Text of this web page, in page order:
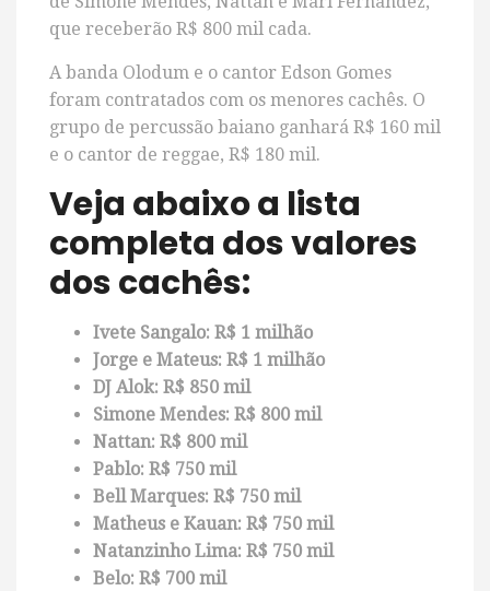
que receberão R$ 800 mil cada.
A banda Olodum e o cantor Edson Gomes
foram contratados com os menores cachês. O
grupo de percussão baiano ganhará R$ 160 mil
e o cantor de reggae, R$ 180 mil.
Veja abaixo a lista
completa dos valores
dos cachês:
Ivete Sangalo: R$ 1 milhão
Jorge e Mateus: R$ 1 milhão
DJ Alok: R$ 850 mil
Simone Mendes: R$ 800 mil
Nattan: R$ 800 mil
Pablo: R$ 750 mil
Bell Marques: R$ 750 mil
Matheus e Kauan: R$ 750 mil
Natanzinho Lima: R$ 750 mil
Belo: R$ 700 mil